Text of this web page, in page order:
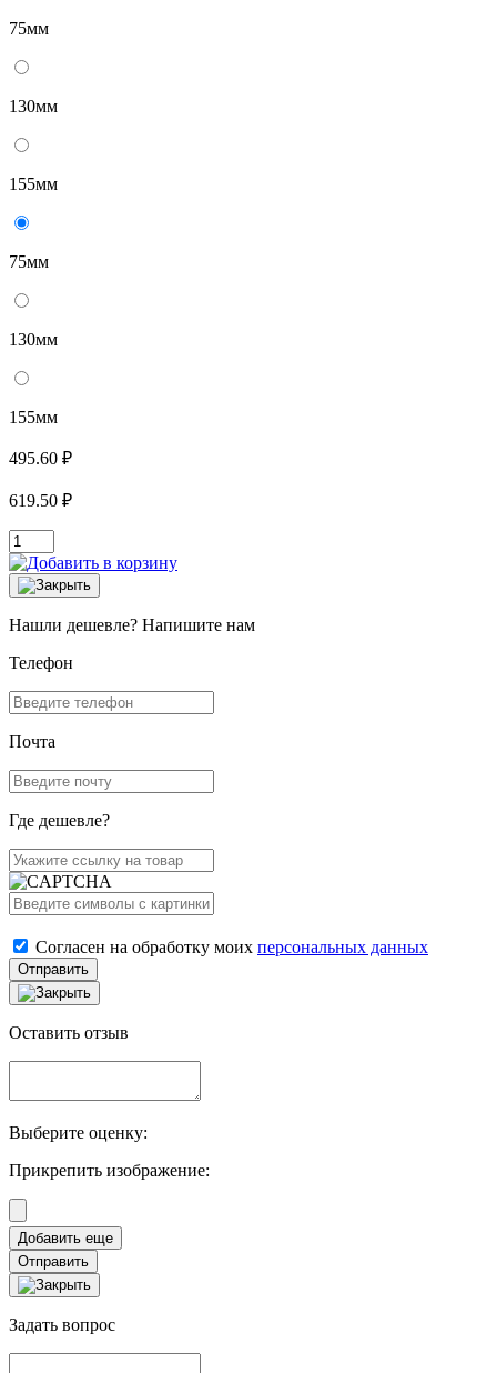
75мм
130мм
155мм
75мм
130мм
155мм
495.60 ₽
619.50 ₽
Нашли дешевле? Напишите нам
Телефон
Почта
Где дешевле?
Согласен на обработку моих персональных данных
Отправить
Оставить отзыв
Выберите оценку:
Прикрепить изображение:
Отправить
Задать вопрос